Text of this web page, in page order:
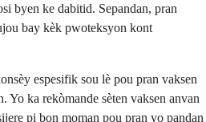
byen ke dabitid. Sepandan, pran
bay kèk pwoteksyon kont
espesifik sou lè pou pran vaksen
Yo ka rekòmande sèten vaksen anvan
pi bon moman pou pran yo pandan